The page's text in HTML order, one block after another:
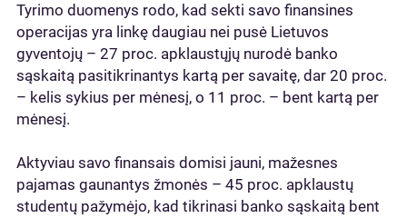
Tyrimo duomenys rodo, kad sekti savo finansines
operacijas yra linkę daugiau nei pusė Lietuvos
gyventojų – 27 proc. apklaustųjų nurodė banko
sąskaitą pasitikrinantys kartą per savaitę, dar 20 proc.
– kelis sykius per mėnesį, o 11 proc. – bent kartą per
mėnesį.
Aktyviau savo finansais domisi jauni, mažesnes
pajamas gaunantys žmonės – 45 proc. apklaustų
studentų pažymėjo, kad tikrinasi banko sąskaitą bent